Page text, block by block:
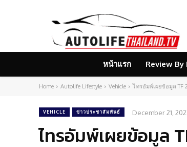
หน้าแรก Review By
Home Autolife Lifestyle Vehicle ไทรอัมพ์เผยข้อมูล TF
VEHICLE ข่าวประชาสัมพันธ์ December 21,
ไทรอัมพ์เผยข้อมูล